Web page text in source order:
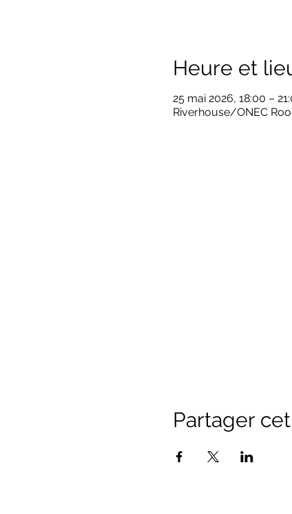
Heure et
25 mai 2026, 18:00 –
Riverhouse/ONEC
Partager